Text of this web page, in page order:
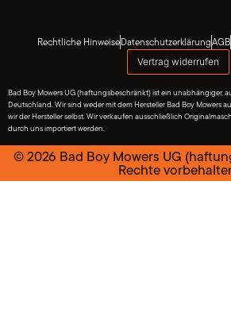
Rechtliche HinweiseDatenschutzerklärungAGB
Vertrag widerrufen
Bad Boy Mowers UG (haftungsbeschränkt) ist ein unabhängiger,
Deutschland. Wir sind weder mit dem Hersteller Bad Boy Mowers
wir der Hersteller selbst. Wir verkaufen ausschließlich
durch uns importiert werden.
© 2026 Bad Boy Mowers UG
Rechte